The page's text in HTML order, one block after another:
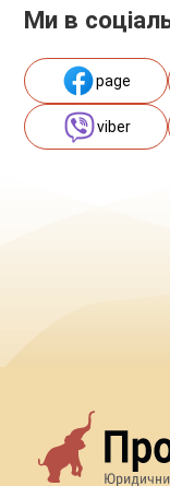
Ми в
page
viber